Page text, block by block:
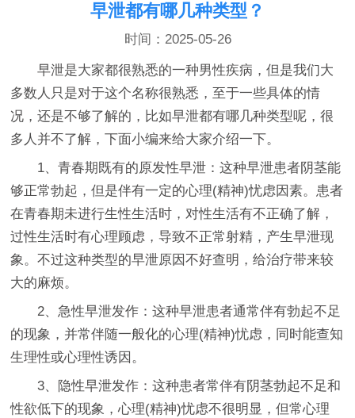
早泄都有哪几种类型？
时间：2025-05-26
早泄是大家都很熟悉的一种男性疾病，但是我们大
多数人只是对于这个名称很熟悉，至于一些具体的情
况，还是不够了解的，比如早泄都有哪几种类型呢，很
多人并不了解，下面小编来给大家介绍一下。
1、青春期既有的原发性早泄：这种早泄患者阴茎能
够正常勃起，但是伴有一定的心理(精神)忧虑因素。患者
在青春期未进行生性生活时，对性生活有不正确了解，
过性生活时有心理顾虑，导致不正常射精，产生早泄现
象。不过这种类型的早泄原因不好查明，给治疗带来较
大的麻烦。
2、急性早泄发作：这种早泄患者通常伴有勃起不足
的现象，并常伴随一般化的心理(精神)忧虑，同时能查知
生理性或心理性诱因。
3、隐性早泄发作：这种患者常伴有阴茎勃起不足和
性欲低下的现象，心理(精神)忧虑不很明显，但常心理